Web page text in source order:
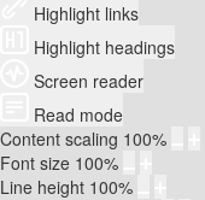
Highlight links
Highlight headings
Screen reader
Read mode
Content scaling 100%
Font size 100%
Line height 100%